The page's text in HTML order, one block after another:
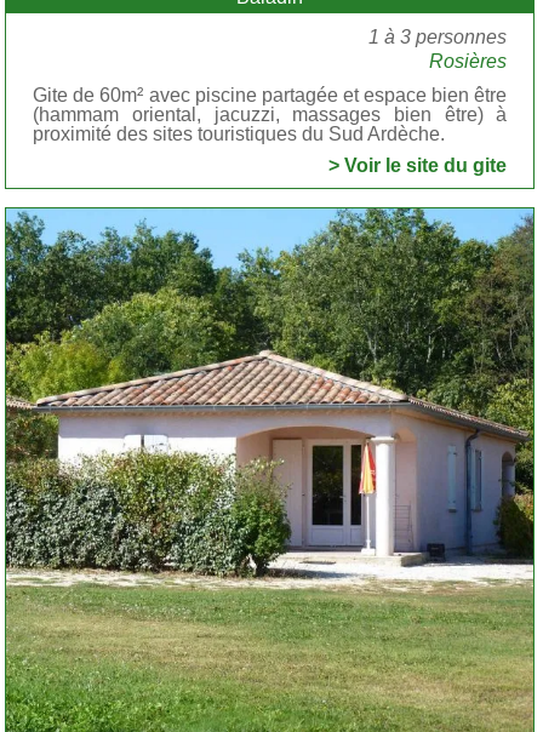
1 à 3 personnes
Rosières
Gite de 60m² avec piscine partagée et espace bien être
(hammam oriental, jacuzzi, massages bien être) à
proximité des sites touristiques du Sud Ardèche.
> Voir le site du gite